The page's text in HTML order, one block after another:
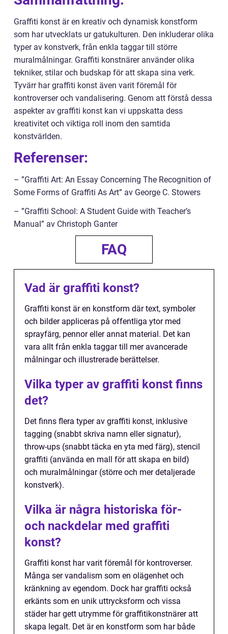
Graffiti konst är en kreativ och dynamisk konstform
som har utvecklats ur gatukulturen. Den inkluderar olika
typer av konstverk, från enkla taggar till större
muralmålningar. Graffiti konstnärer använder olika
tekniker, stilar och budskap för att skapa sina verk.
Tyvärr har graffiti konst även varit föremål för
kontroverser och vandalisering. Genom att förstå dessa
aspekter av graffiti konst kan vi uppskatta dess
kreativitet och viktiga roll inom den samtida
konstvärlden.
Referenser:
– ”Graffiti Art: An Essay Concerning The Recognition of
Some Forms of Graffiti As Art” av George C. Stowers
– ”Graffiti School: A Student Guide with Teacher’s
Manual” av Christoph Ganter
FAQ
Vad är graffiti konst?
Graffiti konst är en konstform där text, symboler
och bilder appliceras på offentliga ytor med
sprayfärg, pennor eller annat material. Det kan
vara allt från enkla taggar till mer avancerade
målningar och illustrerade berättelser.
Vilka typer av graffiti konst finns
det?
Det finns flera typer av graffiti konst, inklusive
tagging (snabbt skriva namn eller signatur),
throw-ups (snabbt täcka en yta med färg), stencil
graffiti (använda en mall för att skapa en bild)
och muralmålningar (större och mer detaljerade
konstverk).
Vilka är några historiska för-
och nackdelar med graffiti
konst?
Graffiti konst har varit föremål för kontroverser.
Många ser vandalism som en olägenhet och
kränkning av egendom. Dock har graffiti också
erkänts som en unik uttrycksform och vissa
städer har gett utrymme för graffitikonstnärer att
skapa legalt. Det är en konstform som har både